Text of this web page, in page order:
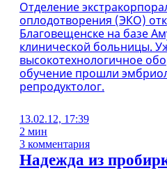
Отделение
оплодотворения (ЭКО)
Благовещенске на базе
клинической больницы.
высокотехнологичное
обучение прошли
репродуктолог.
13.02.12, 17:39
2 мин
3 комментария
Надежда из